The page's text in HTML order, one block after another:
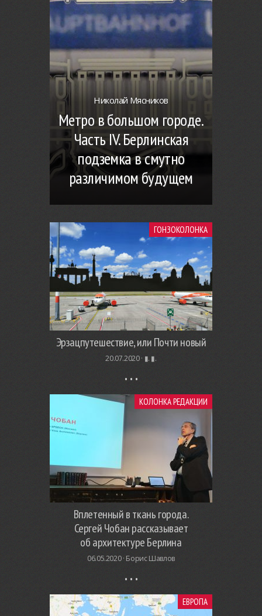
Николай Мясников
Метро в большом городе.
Часть IV. Берлинская
подземка в смутно
различимом будущем
ГОНЗОКОЛОНКА
Эрзацпутешествие, или Почти новый
20.07.2020 · ▮. ▮.
КОЛОНКА РЕДАКЦИИ
Вплетенный в ткань города.
Сергей Чобан рассказывает
об архитектуре Берлина
06.05.2020 · Борис Шавлов
ЕВРОПА